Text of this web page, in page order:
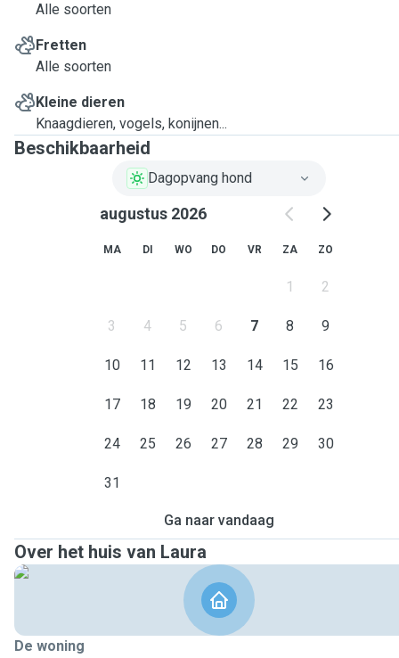
Alle soorten
Fretten
Alle soorten
Kleine dieren
Knaagdieren, vogels, konijnen...
Beschikbaarheid
Dagopvang hond
augustus 2026
MA DI WO DO VR ZA ZO
1 2
3 4 5 6 7 8 9
10 11 12 13 14 15 16
17 18 19 20 21 22 23
24 25 26 27 28 29 30
31
Ga naar vandaag
Over het huis van Laura
De woning